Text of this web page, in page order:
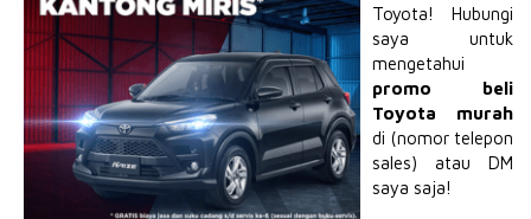
Toyota! Hubungi
saya untuk
mengetahui
promo beli
Toyota murah
di (nomor telepon
sales) atau DM
saya saja!